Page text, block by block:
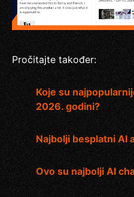
Pročitajte također:
Koje su
2026. godini?
Najbolji besplatni AI
Ovo su najbolji AI